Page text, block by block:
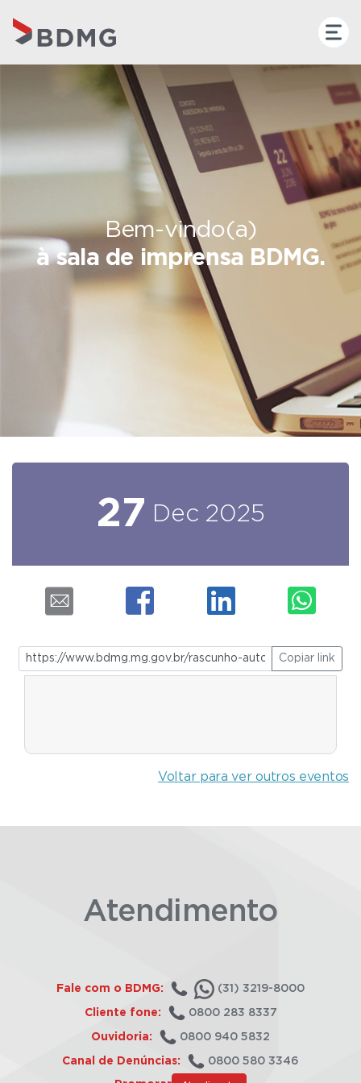
Bem-vindo(a)
à sala de imprensa BDMG.
27 Dec 2025
Copiar link
Voltar para ver outros eventos
Atendimento
Fale com o BDMG: (31) 3219-8000
Cliente fone: 0800 283 8337
Ouvidoria: 0800 940 5832
Canal de Denúncias: 0800 580 3346